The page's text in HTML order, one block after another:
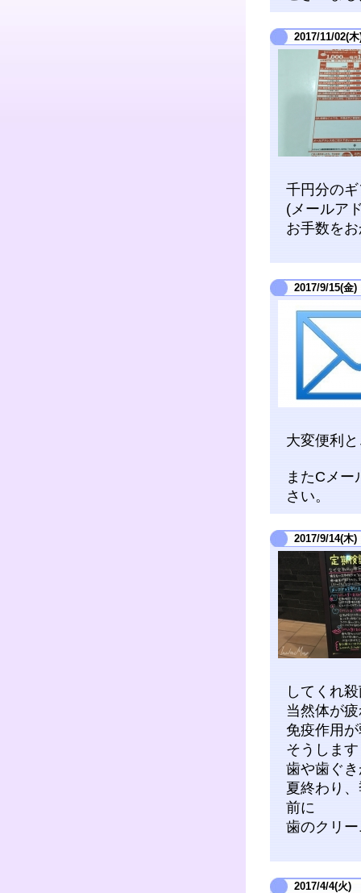
2017/11/02(木
千円分の
(メールア
お手数を
2017/9/15(金)
大変便利
またCメー
さい。
2017/9/14(木)
してくれ
当然体が
免疫作用
そうしま
歯や歯ぐ
夏終わり
前に
歯のクリ
2017/4/4(火)